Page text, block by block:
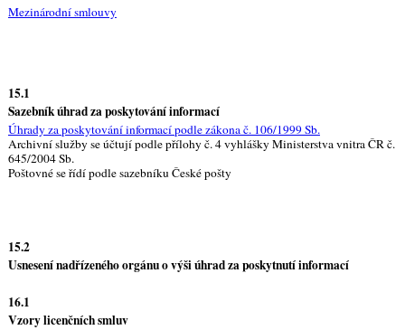
Mezinárodní smlouvy
15.1
Sazebník úhrad za poskytování informací
Úhrady za poskytování informací podle zákona č. 106/1999 Sb.
Archivní služby se účtují podle přílohy č. 4 vyhlášky Ministerstva vnitra ČR č.
645/2004 Sb.
Poštovné se řídí podle sazebníku České pošty
15.2
Usnesení nadřízeného orgánu o výši úhrad za poskytnutí informací
16.1
Vzory licenčních smluv